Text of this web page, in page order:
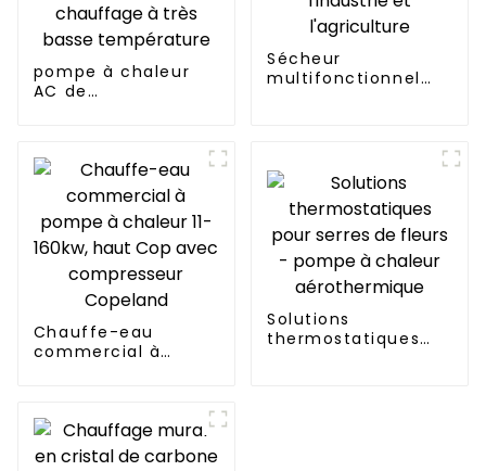
pompe à chaleur
AC de
basse température
Sécheur
multifonctionnel
Chauffe-eau
commercial à
Copeland
Solutions
thermostatiques